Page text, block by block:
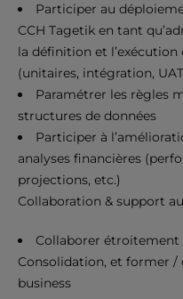
Participer au
CCH Tagetik en tant
la définition et
(unitaires, intégration,
Paramétrer les règles
structures de données
Participer à
analyses financières
projections, etc.)
Collaboration & support
Collaborer étroitement
Consolidation, et former /
business